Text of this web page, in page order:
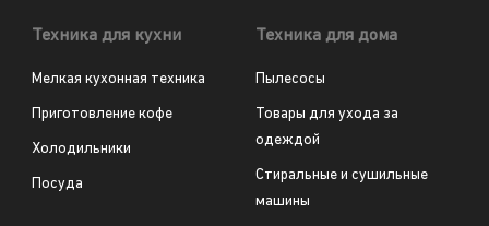
Техника для кухни
Мелкая кухонная техника
Приготовление кофе
Холодильники
Посуда
Техника для дома
Пылесосы
Товары для ухода за
одеждой
Стиральные и сушильные
машины